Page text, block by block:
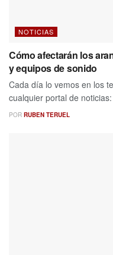
NOTICIAS
Cómo afectarán los
y equipos de sonido
Cada día lo vemos en los
cualquier portal de
POR RUBEN TERUEL